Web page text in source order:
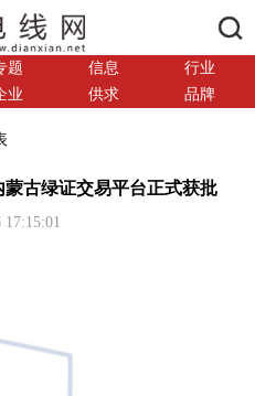
题 信息
行业
业 供求 品牌
古绿证交易平台正式获批